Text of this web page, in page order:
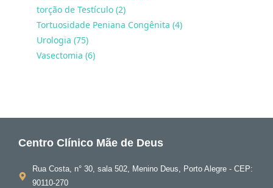
torção de Testículo (2)
Tortuosidade Peniana Congênita (4)
Urologia (75)
Vasectomia (6)
Centro Clínico Mãe de Deus
Rua Costa, n° 30, sala 502, Menino Deus, Porto Alegre - CEP:
90110-270